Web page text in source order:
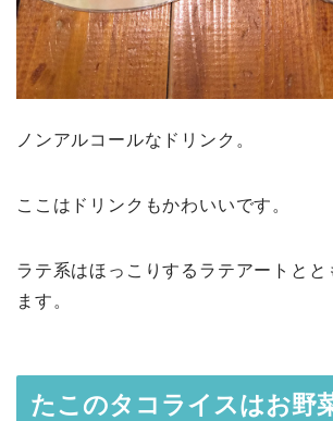
ノンアルコールなドリンク。
ここはドリンクもかわいいです。
ラテ系はほっこりするラテアートとと
ます。
たこのタコライスはお野